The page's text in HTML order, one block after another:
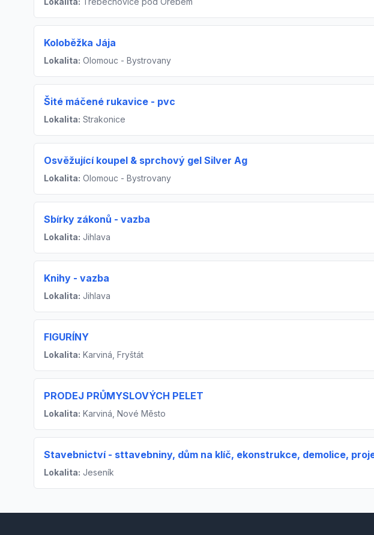
Koloběžka Jája
Lokalita: Olomouc - Bystrovany
Šité máčené rukavice - pvc
Lokalita: Strakonice
Osvěžující koupel & sprchový gel Silver Ag
Lokalita: Olomouc - Bystrovany
Sbírky zákonů - vazba
Lokalita: Jihlava
Knihy - vazba
Lokalita: Jihlava
FIGURÍNY
Lokalita: Karviná, Fryštát
PRODEJ PRŮMYSLOVÝCH PELET
Lokalita: Karviná, Nové Město
Stavebnictví - sttavebniny, dům na klíč, ekonstrukce, demolice,
Lokalita: Jeseník